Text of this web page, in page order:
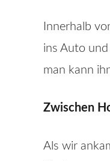
Innerhalb
ins Auto
man kann
Zwischen
Als wir